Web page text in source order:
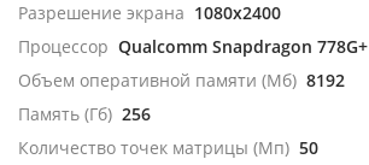
Разрешение экрана 1080x2400
Процессор Qualcomm Snapdragon 778G+
Объем оперативной памяти (Мб) 8192
Память (Гб) 256
Количество точек матрицы (Мп) 50